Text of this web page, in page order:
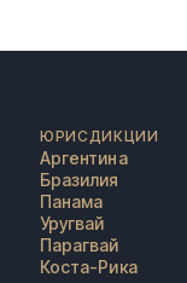
ЮРИСДИКЦИИ
Аргентина
Бразилия
Панама
Уругвай
Парагвай
Коста-Рика